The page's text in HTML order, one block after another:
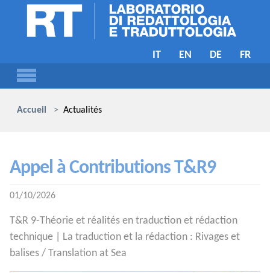
Skip to main content
IT EN DE FR
Accueil
Actualités
Appel à Contributions T&R9
01/10/2026
T&R 9-Théorie et réalités en traduction et rédaction
technique | La traduction et la rédaction : Rivages et
balises / Translation at Sea